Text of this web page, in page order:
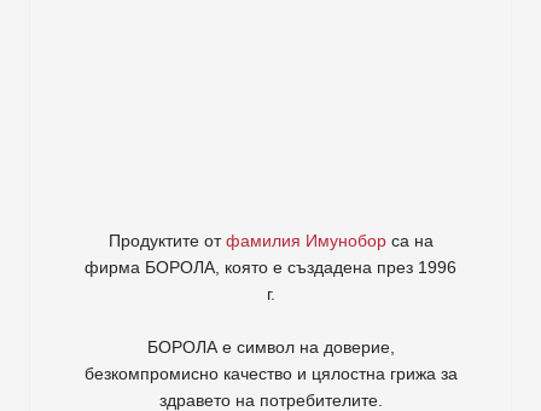
Продуктите отфамилия Имуноборса на
фирма БОРОЛА , която е създадена през 1996
г.
БОРОЛА е символ на доверие,
безкомпромисно качество и цялостна грижа за
здравето на потребителите.